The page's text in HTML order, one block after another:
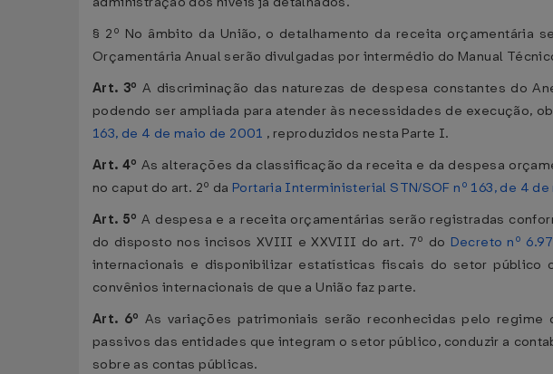
§ 2º No âmbito da União, o detalhamento da receita orçamentária
Orçamentária Anual serão divulgadas por intermédio do Manual
Art. 3º A discriminação das naturezas de despesa constantes do
podendo ser ampliada para atender às necessidades de execução,
163, de 4 de maio de 2001 , reproduzidos nesta Parte I.
Art. 4º As alterações da classificação da receita e da despesa
no caput do art. 2º da Portaria Interministerial STN/SOF nº 163, de 4
Art. 5ºA despesa e a receita orçamentárias serão registradas
do disposto nos incisos XVIII e XXVIII do art. 7º do Decreto nº
internacionais e disponibilizar estatísticas fiscais do setor público
convênios internacionais de que a União faz parte.
Art. 6º As variações patrimoniais serão reconhecidas pelo
passivos das entidades que integram o setor público, conduzir a
sobre as contas públicas.